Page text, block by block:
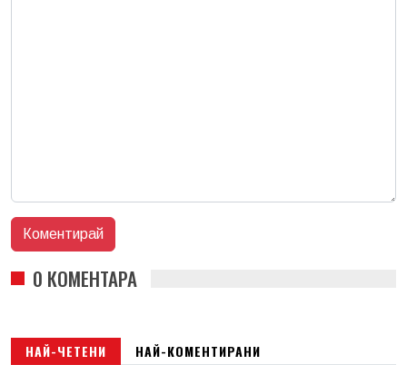
0 КОМЕНТАРА
НАЙ-ЧЕТЕНИ НАЙ-КОМЕНТИРАНИ